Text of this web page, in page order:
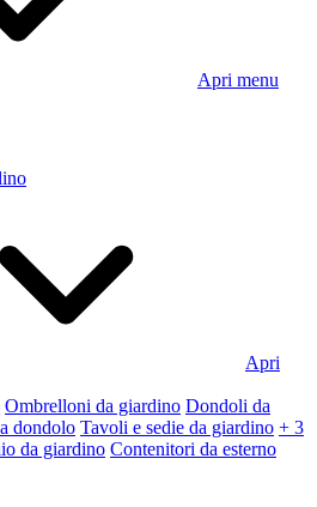
Apri menu
Apri
Ombrelloni da giardino Dondoli da
dondolo Tavoli e sedie da giardino + 3
da giardino Contenitori da esterno